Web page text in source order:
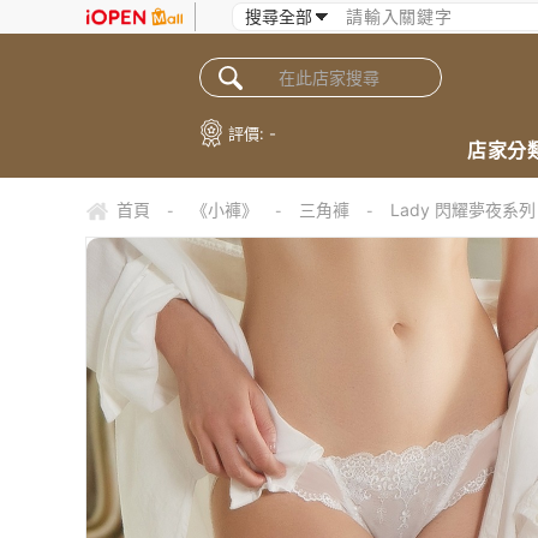
評價: -
店家分
首頁 - 《小褲》 - 三角褲 - Lady 閃耀夢夜系